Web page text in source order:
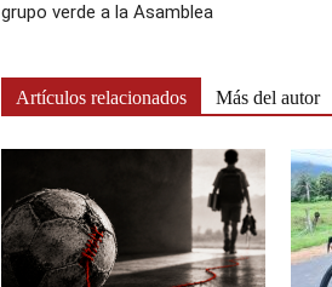
grupo verde a la Asamblea
Artículos relacionados Más del autor